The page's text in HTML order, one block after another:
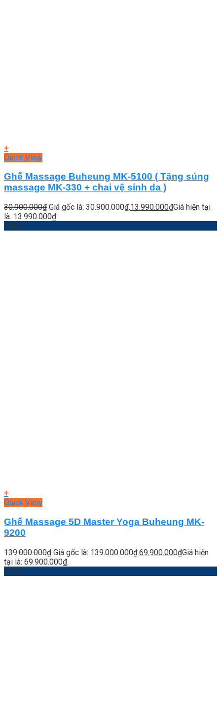
+
Quick View
Ghế Massage Buheung MK-5100 ( Tặng súng
massage MK-330 + chai vệ sinh da )
30.900.000₫ Giá gốc là: 30.900.000₫.13.990.000₫Giá hiện tại
là: 13.990.000₫.
-50%
+
Quick View
Ghế Massage 5D Master Yoga Buheung MK-
9200
139.000.000₫ Giá gốc là: 139.000.000₫.69.900.000₫Giá hiện
tại là: 69.900.000₫.
-27%